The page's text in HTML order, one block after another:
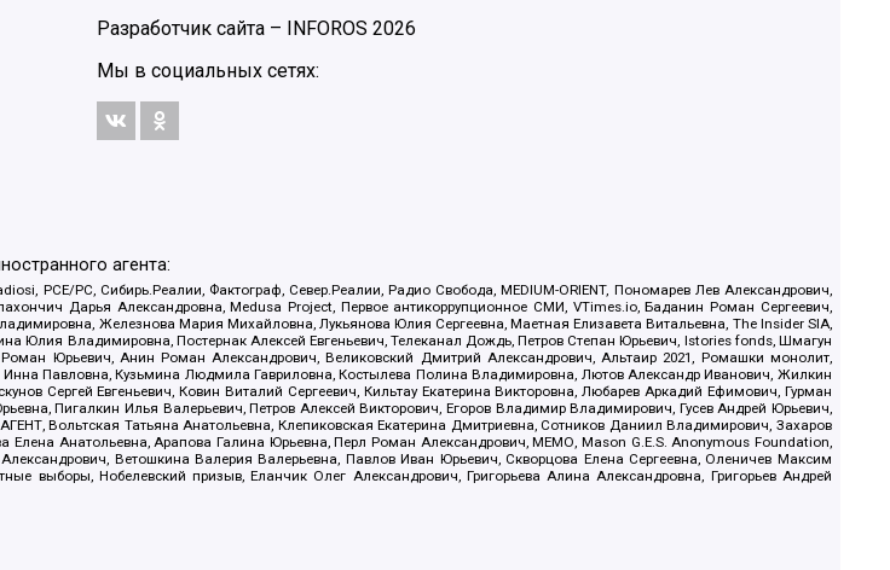
Разработчик сайта – INFOROS 2026
Мы в социальных сетях:
агента:
PCE/PC, Сибирь.Реалии, Фактограф, Север.Реалии, Радио Свобода, MEDIUM-ORIENT, Пономарев Лев Александрович,
Дарья Александровна, Medusa Project, Первое антикоррупционное СМИ, VTimes.io, Баданин Роман Сергеевич,
Железнова Мария Михайловна, Лукьянова Юлия Сергеевна, Маетная Елизавета Витальевна, The Insider SIA,
Юлия Владимировна, Постернак Алексей Евгеньевич, Телеканал Дождь, Петров Степан Юрьевич, Istories fonds, Шмагун
Юрьевич, Анин Роман Александрович, Великовский Дмитрий Александрович, Альтаир 2021, Ромашки монолит,
Павловна, Кузьмина Людмила Гавриловна, Костылева Полина Владимировна, Лютов Александр Иванович, Жилкин
Сергей Евгеньевич, Ковин Виталий Сергеевич, Кильтау Екатерина Викторовна, Любарев Аркадий Ефимович, Гурман
Пигалкин Илья Валерьевич, Петров Алексей Викторович, Егоров Владимир Владимирович, Гусев Андрей Юрьевич,
Вольтская Татьяна Анатольевна, Клепиковская Екатерина Дмитриевна, Сотников Даниил Владимирович, Захаров
Елена Анатольевна, Арапова Галина Юрьевна, Перл Роман Александрович, МЕМО, Mason G.E.S. Anonymous Foundation,
Ветошкина Валерия Валерьевна, Павлов Иван Юрьевич, Скворцова Елена Сергеевна, Оленичев Максим
выборы, Нобелевский призыв, Еланчик Олег Александрович, Григорьева Алина Александровна, Григорьев Андрей